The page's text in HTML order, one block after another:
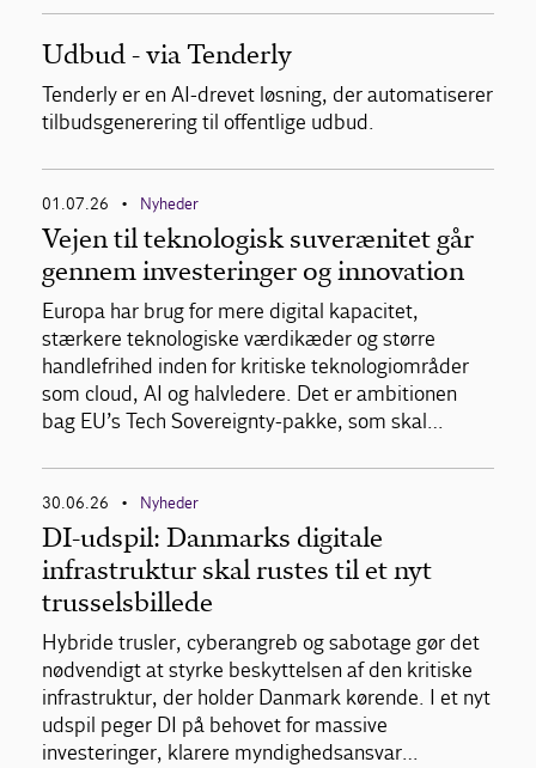
Udbud - via Tenderly
Tenderly er en AI-drevet løsning, der automatiserer
tilbudsgenerering til offentlige udbud.
01.07.26 • Nyheder
Vejen til teknologisk suverænitet går
gennem investeringer og innovation
Europa har brug for mere digital kapacitet,
stærkere teknologiske værdikæder og større
handlefrihed inden for kritiske teknologiområder
som cloud, AI og halvledere. Det er ambitionen
bag EU’s Tech Sovereignty-pakke, som skal…
30.06.26 • Nyheder
DI-udspil: Danmarks digitale
infrastruktur skal rustes til et nyt
trusselsbillede
Hybride trusler, cyberangreb og sabotage gør det
nødvendigt at styrke beskyttelsen af den kritiske
infrastruktur, der holder Danmark kørende. I et nyt
udspil peger DI på behovet for massive
investeringer, klarere myndighedsansvar…